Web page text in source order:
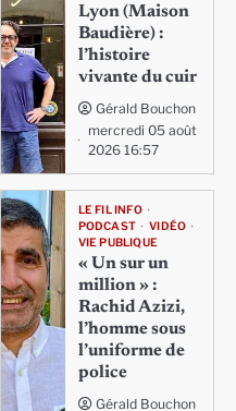
Lyon (Maison
Baudière) :
l’histoire
vivante du cuir
Gérald Bouchon
mercredi 05 août
2026 16:57
LE FIL INFO
PODCAST
VIDÉO
VIE PUBLIQUE
« Un sur un
million » :
Rachid Azizi,
l’homme sous
l’uniforme de
police
Gérald Bouchon